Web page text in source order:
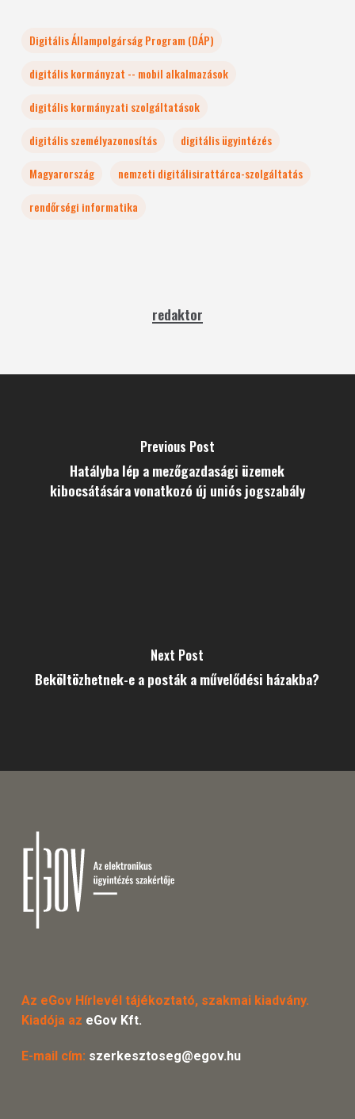
Digitális Állampolgárság Program (DÁP)
digitális kormányzat -- mobil alkalmazások
digitális kormányzati szolgáltatások
digitális személyazonosítás
digitális ügyintézés
Magyarország
nemzeti digitálisirattárca-szolgáltatás
rendőrségi informatika
redaktor
Previous Post
Hatályba lép a mezőgazdasági üzemek
kibocsátására vonatkozó új uniós jogszabály
Next Post
Beköltözhetnek-e a posták a művelődési házakba?
Az eGov Hírlevél tájékoztató, szakmai kiadvány.
Kiadója az eGov Kft.
E-mail cím: szerkesztoseg@egov.hu